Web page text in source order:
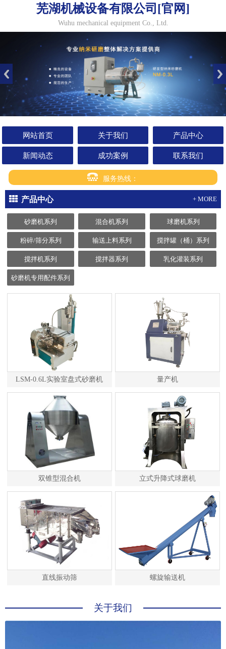
芜湖机械设备有限公司[官网]
Wuhu mechanical equipment Co., Ltd.
网站首页 关于我们 产品中心
新闻动态 成功案例 联系我们
服务热线：
产品中心 + MORE
砂磨机系列 混合机系列 球磨机系列
粉碎/筛分系列 输送上料系列 搅拌罐（桶）系列
搅拌机系列 搅拌器系列 乳化灌装系列
砂磨机专用配件系列
LSM-0.6L实验室盘式砂磨机 量产机
双锥型混合机 立式升降式球磨机
直线振动筛 螺旋输送机
关于我们